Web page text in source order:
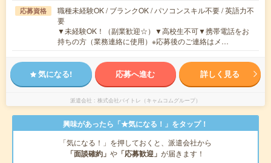
応募資格
職種未経験OK / ブランクOK / パソコンスキル不要 / 英語力不
要
▼未経験OK！（副業歓迎☆）▼高校生不可▼携帯電話をお
持ちの方（業務連絡に使用）※応募後のご連絡はメ…
気になる! 応募へ進む 詳しく見る
派遣会社 株式会社バイトレ（キャムコムグループ）
興味があったら「★気になる！」をタップ！
「気になる！」を押しておくと、派遣会社から
「面談確約」 や 「応募歓迎」 が届きます！